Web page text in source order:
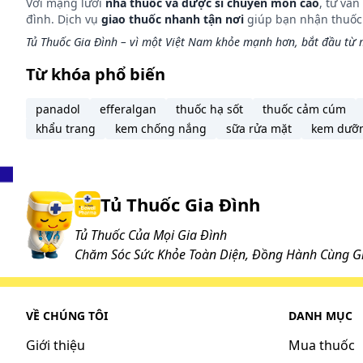
yếu nhất trong số 5 đầu ngón tay, như vậy mới
sâu hơn vào da. - Bước 2: Dùng đầu ngón đeo
có thể miết nhẹ. - Bước 3: Khi đến điểm đuôi mắt,
hiệu quả để ngăn ngừa nếp nhăn cho mắt. - Bước
Bước 5: Sau đó cũng tản kem từ đầu mắt đến đuôi
nhăn, hãy thoa kem theo hướng ngược với nếp
Tác dụng phụ có thể gặp:
Những lưu ý khi sử dụng:
Nên bảo quản sản phẩm ở nơi khô ráo, thoáng
lượng sử dụng của sản phẩm. Sau khi sử dụng
dụng của sản phẩm này.
Nơi khô ráo thoáng mát, tránh ánh nắng trực tiếp
đình. Dịch vụ giao thuốc nhanh tận nơi giúp bạn nhận
Tủ Thuốc Gia Đình – vì một Việt Nam khỏe mạnh hơn, bắt đầu từ
Từ khóa phổ biến
panadol efferalgan thuốc hạ sốt thuốc cảm cúm
khẩu trang
kem chống nắng sữa rửa mặt kem
Tủ Thuốc Gia Đình
Tủ Thuốc Của Mọi Gia Đình
Chăm Sóc Sức Khỏe Toàn Diện, Đồng Hành Cùng
VỀ CHÚNG TÔI
Giới thiệu
DANH MỤC
Mua thuốc